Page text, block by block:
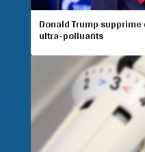
Donald Trump
ultra-polluants